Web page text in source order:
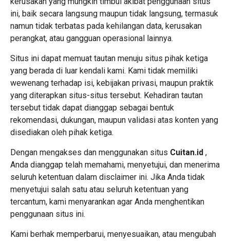
ini, baik secara langsung maupun tidak langsung, termasuk
namun tidak terbatas pada kehilangan data, kerusakan
perangkat, atau gangguan operasional lainnya.
Situs ini dapat memuat tautan menuju situs pihak ketiga
yang berada di luar kendali kami. Kami tidak memiliki
wewenang terhadap isi, kebijakan privasi, maupun praktik
yang diterapkan situs-situs tersebut. Kehadiran tautan
tersebut tidak dapat dianggap sebagai bentuk
rekomendasi, dukungan, maupun validasi atas konten yang
disediakan oleh pihak ketiga.
Dengan mengakses dan menggunakan situs Cuitan.id ,
Anda dianggap telah memahami, menyetujui, dan menerima
seluruh ketentuan dalam disclaimer ini. Jika Anda tidak
menyetujui salah satu atau seluruh ketentuan yang
tercantum, kami menyarankan agar Anda menghentikan
penggunaan situs ini.
Kami berhak memperbarui, menyesuaikan, atau mengubah